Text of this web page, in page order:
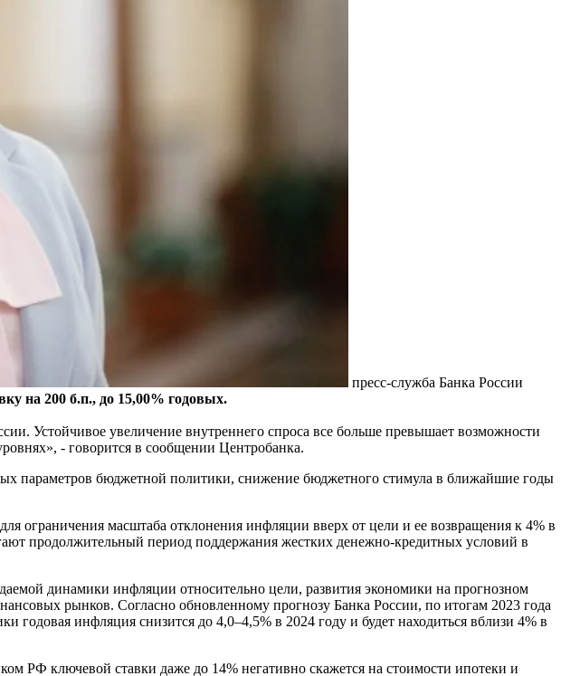
пресс-служба Банка России
на 200 б.п., до 15,00% годовых.
Устойчивое увеличение внутреннего спроса все больше превышает возможности
- говорится в сообщении Центробанка.
параметров бюджетной политики, снижение бюджетного стимула в ближайшие годы
ограничения масштаба отклонения инфляции вверх от цели и ее возвращения к 4% в
продолжительный период поддержания жестких денежно-кредитных условий в
динамики инфляции относительно цели, развития экономики на прогнозном
рынков. Согласно обновленному прогнозу Банка России, по итогам 2023 года
инфляция снизится до 4,0–4,5% в 2024 году и будет находиться вблизи 4% в
РФ ключевой ставки даже до 14% негативно скажется на стоимости ипотеки и